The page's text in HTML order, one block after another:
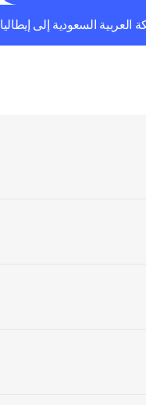
العربية السعودية إلى إيطاليا